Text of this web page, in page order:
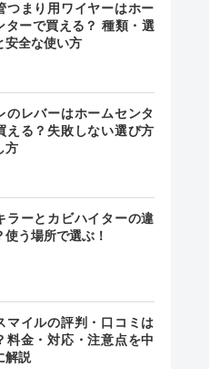
つまり用ワイヤーはホー
ターで買える？ 種類・選
安全な使い方
のレバーはホームセンタ
える？失敗しない選び方
方
ラーとカビハイターの違
使う場所で選ぶ！
マイルの評判・口コミは
料金・対応・注意点を中
解説